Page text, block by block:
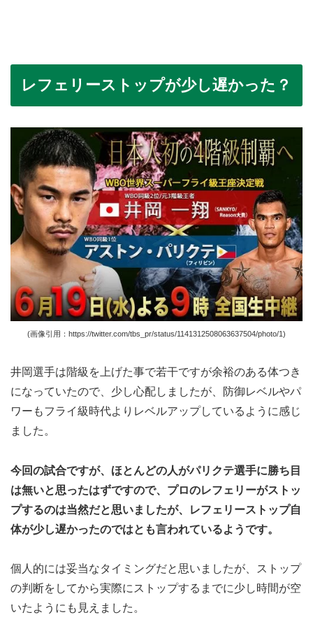
レフェリーストップが少し遅かった？
(画像引用：https://twitter.com/tbs_pr/status/1141312508063637504/photo/1)
井岡選手は階級を上げた事で若干ですが余裕のある体つき
になっていたので、少し心配しましたが、防御レベルやパ
ワーもフライ級時代よりレベルアップしているように感じ
ました。
今回の試合ですが、ほとんどの人がパリクテ選手に勝ち目
は無いと思ったはずですので、プロのレフェリーがストッ
プするのは当然だと思いましたが、レフェリーストップ自
体が少し遅かったのではとも言われているようです。
個人的には妥当なタイミングだと思いましたが、ストップ
の判断をしてから実際にストップするまでに少し時間が空
いたようにも見えました。